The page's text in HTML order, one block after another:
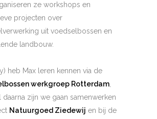
ze workshops en
projecten over
uit voedselbossen en
landbouw.
heb Max leren kennen via de
werkgroep Rotterdam
daarna zijn we gaan samenwerken
Natuurgoed Ziedewij en bij de